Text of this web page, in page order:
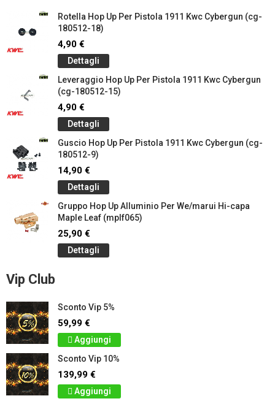
Rotella Hop Up Per Pistola 1911 Kwc Cybergun (cg-
180512-18)
4,90 €
Dettagli
Leveraggio Hop Up Per Pistola 1911 Kwc Cybergun
(cg-180512-15)
4,90 €
Dettagli
Guscio Hop Up Per Pistola 1911 Kwc Cybergun (cg-
180512-9)
14,90 €
Dettagli
Gruppo Hop Up Alluminio Per We/marui Hi-capa
Maple Leaf (mplf065)
25,90 €
Dettagli
Vip Club
Sconto Vip 5%
59,99 €
Aggiungi
Sconto Vip 10%
139,99 €
Aggiungi